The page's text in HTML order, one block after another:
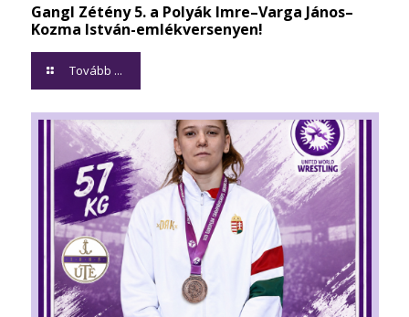
Gangl Zétény 5. a Polyák Imre–Varga János–
Kozma István-emlékversenyen!
Tovább ...